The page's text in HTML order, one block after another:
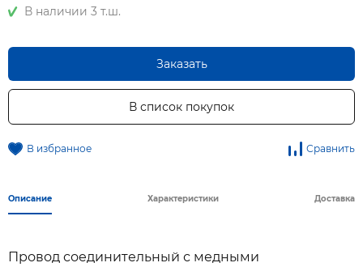
В наличии 3 т.ш.
Заказать
В список покупок
В избранное Сравнить
Описание Характеристики Доставка
Провод соединительный с медными